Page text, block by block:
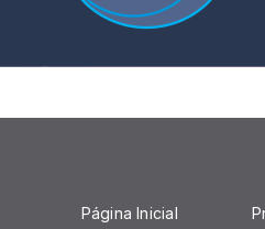
Página Inicial